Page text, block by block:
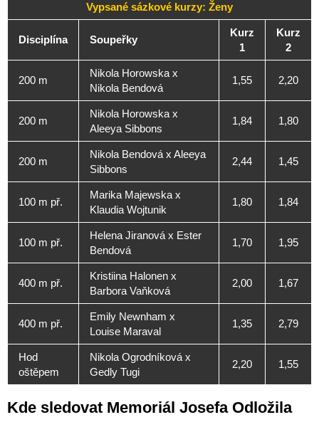
Vypsané sázkové kurzy: Ženy
Disciplína Soupeřky
Kurz
1
Kurz
2
200 m
Nikola Horowska x
Nikola Bendová
1,55 2,20
200 m
Nikola Horowska x
Aleeya Sibbons
1,84 1,80
200 m
Nikola Bendová x Aleeya
Sibbons
2,44 1,45
100 m př.
Marika Majewska x
Klaudia Wojtunik
1,80 1,84
100 m př.
Helena Jiranová x Ester
Bendová
1,70 1,95
400 m př.
Kristiina Halonen x
Barbora Vaňková
2,00 1,67
400 m př.
Emily Newnham x
Louise Maraval
1,35 2,79
Hod
oštěpem
Nikola Ogrodníková x
Gedly Tugi
2,20 1,55
Kde sledovat Memoriál Josefa Odložila